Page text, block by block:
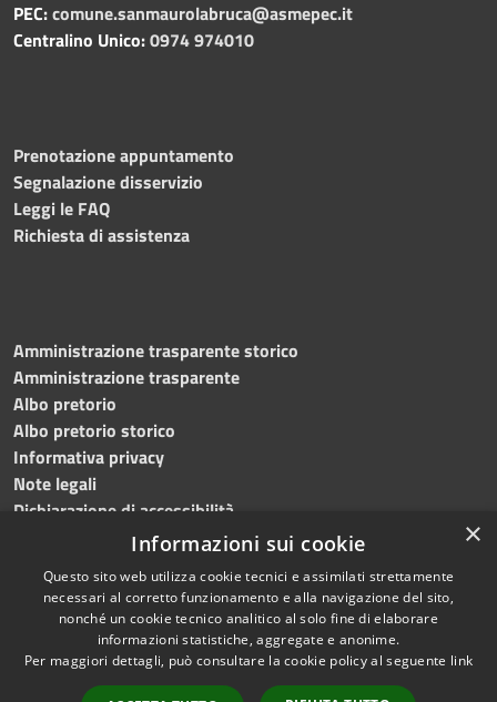
PEC:comune.sanmaurolabruca@asmepec.it
Centralino Unico:0974 974010
Prenotazione appuntamento
Segnalazione disservizio
Leggi le FAQ
Richiesta di assistenza
Amministrazione trasparente storico
Amministrazione trasparente
Albo pretorio
Albo pretorio storico
Informativa privacy
Note legali
Dichiarazione di accessibilità
Accessibilità
Privacy
Copyright © 2023 •
Comune di San Mauro La
Bruca • Powered by
×
Informazioni sui cookie
Questo sito web utilizza cookie tecnici e assimilati strettamente
necessari al corretto funzionamento e alla navigazione del sito,
nonché un cookie tecnico analitico al solo fine di elaborare
informazioni statistiche, aggregate e anonime.
Per maggiori dettagli, può consultare la cookie policy al seguente link